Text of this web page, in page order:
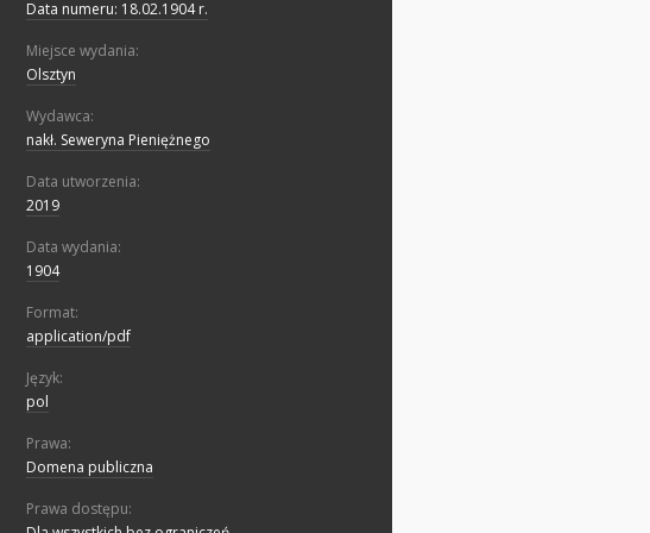
Data numeru: 18.02.1904 r.
Miejsce wydania:
Olsztyn
Wydawca:
nakł. Seweryna Pieniężnego
Data utworzenia:
2019
Data wydania:
1904
Format:
application/pdf
Język:
pol
Prawa:
Domena publiczna
Prawa dostępu: